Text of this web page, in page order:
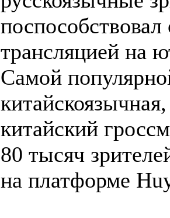
трансляцией на
Самой
китайский
80 тысяч
на платформе